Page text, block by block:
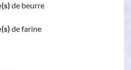
de beurre
de farine